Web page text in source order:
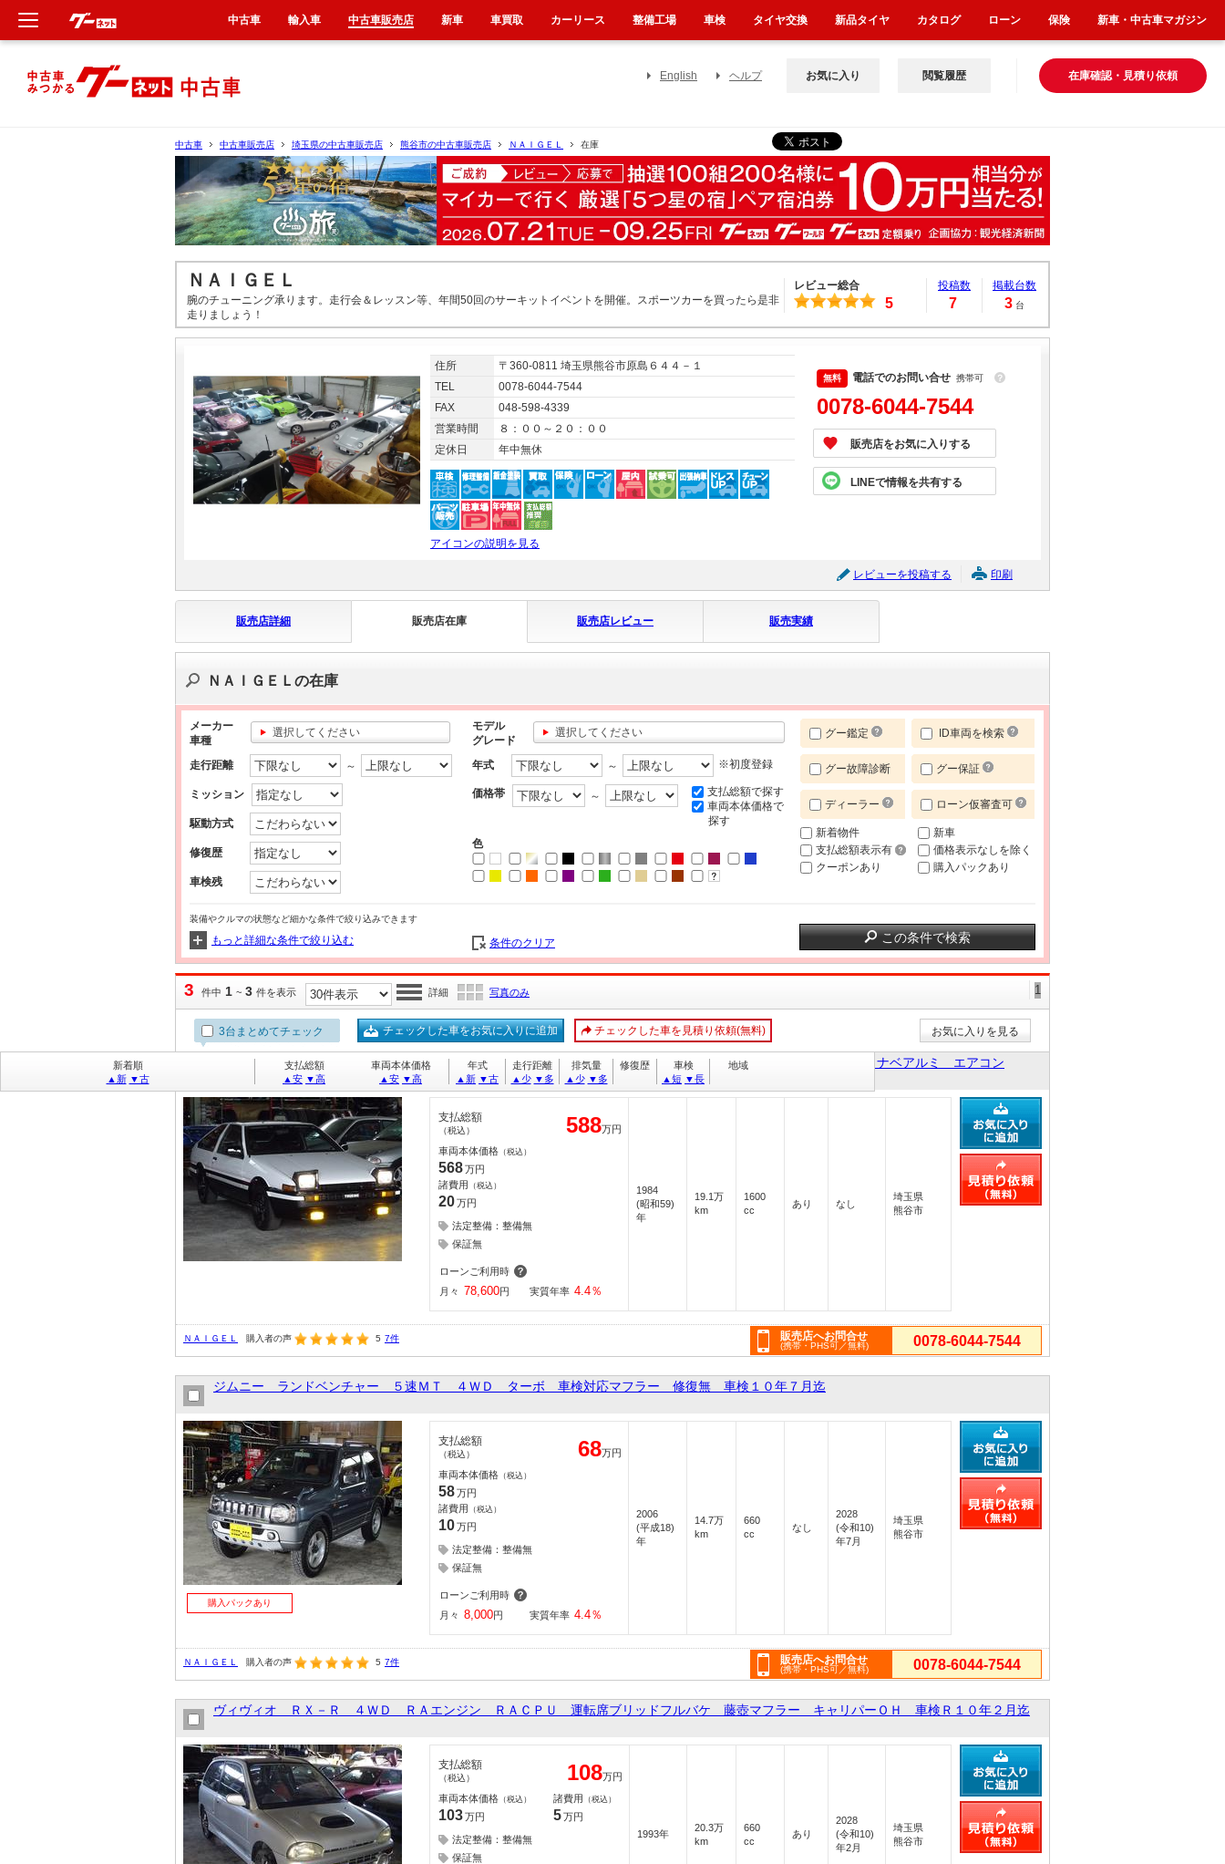
English ヘルプ 在庫確認・見積り依頼
お気に入り 閲覧履歴
中古車 中古車販売店 埼玉県の中古車販売店 熊谷市の中古車販売店 ＮＡＩＧＥＬ 在庫
ＮＡＩＧＥＬ
腕のチューニング承ります。走行会＆レッスン等、年間50回のサーキットイベントを開催。スポーツカーを買ったら是非
走りましょう！
レビュー総合
5
投稿数
7
掲載台数
3 台
住所
〒360-0811 埼玉県熊谷市原島６４４－１
TEL
0078-6044-7544
FAX
048-598-4339
営業時間
８：００～２０：００
定休日
年中無休
アイコンの説明を見る
電話でのお問い合せ 携帯可 ？
0078-6044-7544
販売店をお気に入りする
LINEで情報を共有する
レビューを投稿する 印刷
販売店詳細 販売店在庫 販売店レビュー 販売実績
ＮＡＩＧＥＬの在庫
メーカー
車種
選択してください
モデル
グレード
選択してください
走行距離 ～
ミッション
駆動方式
修復歴
車検残
年式 ～ ※初度登録
価格帯 ～
支払総額で探す
車両本体価格で
探す
色
グー鑑定 ID車両を検索
グー故障診断 グー保証
ディーラー ローン仮審査可
新着物件
支払総額表示有
クーポンあり
新車
価格表示なしを除く
購入パックあり
装備やクルマの状態など細かな条件で絞り込みできます
もっと詳細な条件で絞り込む 条件のクリア この条件で検索
3 件中 1 ~ 3 件を表示 詳細 写真のみ 1
3台まとめてチェック チェックした車をお気に入りに追加 チェックした車を見積り依頼(無料) お気に入りを見る
新着順
▲新 ▼古
支払総額
▲安 ▼高
車両本体価格
▲安 ▼高
年式
▲新 ▼古
走行距離
▲少 ▼多
排気量
▲少 ▼多
修復歴
車検
▲短 ▼長
地域
スプリンタートレノ ＧＴ－Ｖ 前期 ３ドア ５ＺＩＧＥＮマフラー ＬＳＤ イタルボランテアドミラル ワタナベアルミ エアコン
支払総額
（税込） 588万円
車両本体価格 （税込）
568万円
諸費用 （税込）
20万円
法定整備：整備無
保証無
ローンご利用時
月々 78,600円 実質年率 4.4％
1984
(昭和59)
年
19.1万
km
1600
cc
あり なし
埼玉県
熊谷市
ＮＡＩＧＥＬ 購入者の声 5 7件 販売店へお問合せ
(携帯・PHS可／無料) 0078-6044-7544
ジムニー ランドベンチャー ５速ＭＴ ４ＷＤ ターボ 車検対応マフラー 修復無 車検１０年７月迄
購入パックあり
支払総額
（税込） 68万円
車両本体価格 （税込）
58万円
諸費用 （税込）
10万円
法定整備：整備無
保証無
ローンご利用時
月々 8,000円 実質年率 4.4％
2006
(平成18)
年
14.7万
km
660
cc
なし
2028
(令和10)
年7月
埼玉県
熊谷市
ＮＡＩＧＥＬ 購入者の声 5 7件 販売店へお問合せ
(携帯・PHS可／無料) 0078-6044-7544
ヴィヴィオ ＲＸ－Ｒ ４ＷＤ ＲＡエンジン ＲＡＣＰＵ 運転席ブリッドフルバケ 藤壺マフラー キャリパーＯＨ 車検Ｒ１０年２月迄
支払総額
（税込） 108万円
車両本体価格 （税込）
103万円
諸費用 （税込）
5万円
法定整備：整備無
保証無
1993年
20.3万
km
660
cc
あり
2028
(令和10)
年2月
埼玉県
熊谷市
中古車 輸入車 中古車販売店 新車 車買取 カーリース 整備工場 車検 タイヤ交換 新品タイヤ カタログ ローン 保険 新車・中古車マガジン
新車